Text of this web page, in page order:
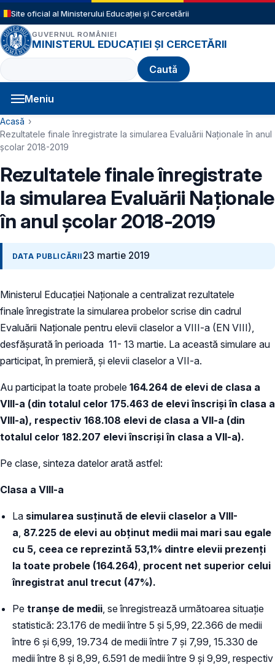
Sari la conținutul principal
Site oficial al Ministerului Educației și Cercetării
GUVERNUL ROMÂNIEI
MINISTERUL EDUCAȚIEI ȘI CERCETĂRII
Caută
Meniu
Navigație principală
Cale de navigare
Acasă
Rezultatele finale înregistrate la simularea Evaluării Naţionale în anul
școlar 2018-2019
Rezultatele finale înregistrate
la simularea Evaluării Naţionale
în anul școlar 2018-2019
DATA PUBLICĂRII 23 martie 2019
Ministerul Educaţiei Naţionale a centralizat rezultatele
finale înregistrate la simularea probelor scrise din cadrul
Evaluării Naţionale pentru elevii claselor a VIII-a (EN VIII),
desfășurată în perioada 11- 13 martie. La această simulare au
participat, în premieră, și elevii claselor a VII-a.
Au participat la toate probele 164.264 de elevi de clasa a
VIII-a (din totalul celor 175.463 de elevi înscriși în clasa a
VIII-a), respectiv 168.108 elevi de clasa a VII-a (din
totalul celor 182.207 elevi înscriși în clasa a VII-a).
Pe clase, sinteza datelor arată astfel:
Clasa a VIII-a
La simularea susținută de elevii claselor a VIII-
a 87.225 de elevi au obţinut medii mai mari sau egale
cu 5, ceea ce reprezintă 53,1% dintre elevii prezenți
la toate probele (164.264) procent net superior celui
înregistrat anul trecut (47%).
Pe tranşe de medii , se înregistrează următoarea situaţie
statistică: 23.176 de medii între 5 şi 5,99, 22.366 de medii
între 6 şi 6,99, 19.734 de medii între 7 şi 7,99, 15.330 de
medii între 8 şi 8,99, 6.591 de medii între 9 şi 9,99, respectiv